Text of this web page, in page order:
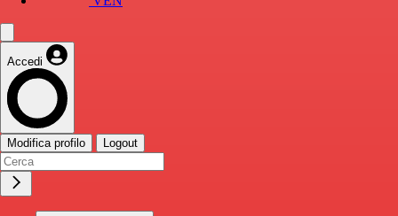
Accedi
Modifica profilo Logout